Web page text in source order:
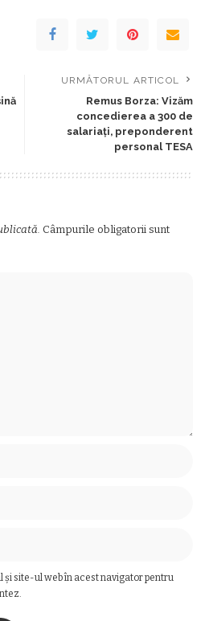
URMĂTORUL ARTICOL
Remus Borza: Vizăm
concedierea a 300 de
salariaţi, preponderent
personal TESA
Câmpurile obligatorii sunt
site-ul web în acest navigator pentru